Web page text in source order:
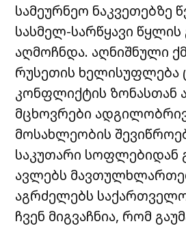
სამეურნეო ნაკვეთებზე
სასმელ-სარწყავი წყლის
აღმოჩნდა. აღნიშნული
რუსეთის
კონფლიქტის ზონასთან
მცხოვრები
მოსახლეობის
საკუთარი სოფლებიდან
ავლებს
აგრძელებს
ჩვენ მიგვაჩნია, რომ